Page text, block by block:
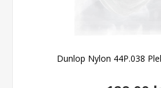
Dunlop Nylon 44P.038